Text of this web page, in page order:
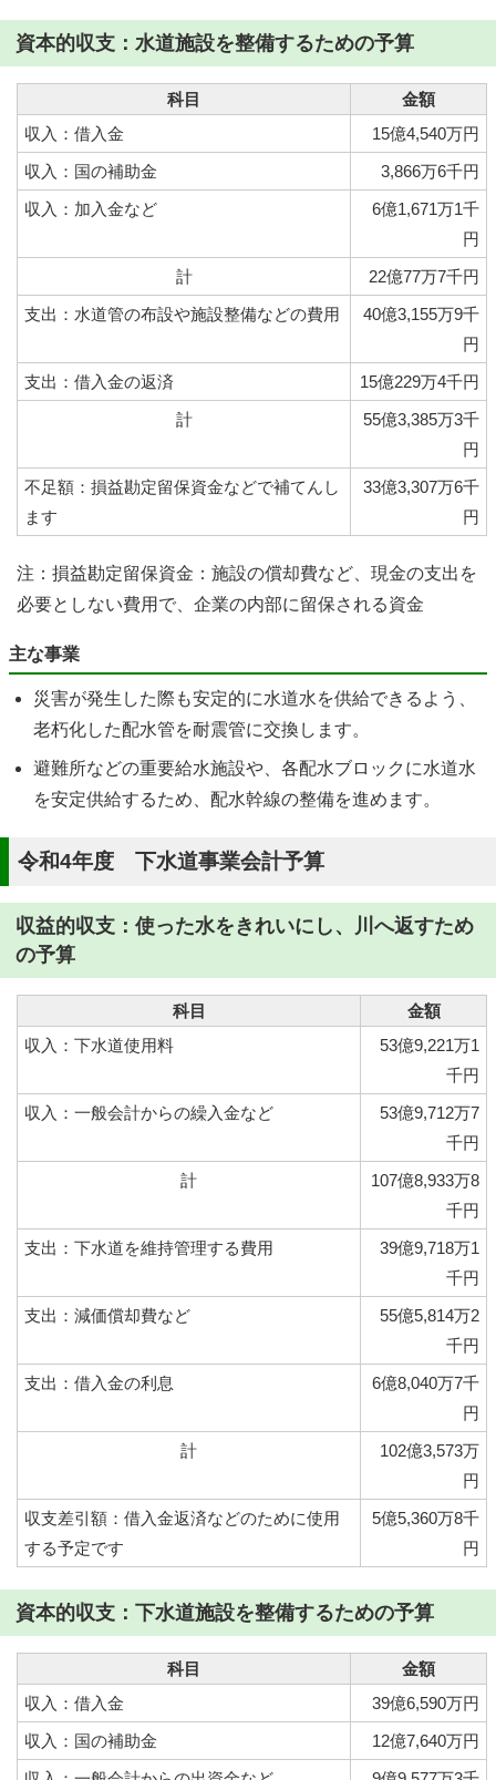
資本的収支：水道施設を整備するための予算
科目
金額
収入：借入金
15億4,540万円
収入：国の補助金
3,866万6千円
収入：加入金など
6億1,671万1千
円
計
22億77万7千円
支出：水道管の布設や施設整備などの費用
40億3,155万9千
円
支出：借入金の返済
15億229万4千円
計
55億3,385万3千
円
不足額：損益勘定留保資金などで補てんし
ます
33億3,307万6千
円
注：損益勘定留保資金：施設の償却費など、現金の支出を
必要としない費用で、企業の内部に留保される資金
主な事業
災害が発生した際も安定的に水道水を供給できるよう、
老朽化した配水管を耐震管に交換します。
避難所などの重要給水施設や、各配水ブロックに水道水
を安定供給するため、配水幹線の整備を進めます。
令和4年度 下水道事業会計予算
収益的収支：使った水をきれいにし、川へ返すため
の予算
科目
金額
収入：下水道使用料
53億9,221万1
千円
収入：一般会計からの繰入金など
53億9,712万7
千円
計
107億8,933万8
千円
支出：下水道を維持管理する費用
39億9,718万1
千円
支出：減価償却費など
55億5,814万2
千円
支出：借入金の利息
6億8,040万7千
円
計
102億3,573万
円
収支差引額：借入金返済などのために使用
する予定です
5億5,360万8千
円
資本的収支：下水道施設を整備するための予算
科目
金額
収入：借入金
39億6,590万円
収入：国の補助金
12億7,640万円